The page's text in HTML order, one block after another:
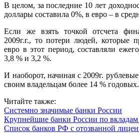
В целом, за последние 10 лет
доллары составила 0%, в евро – в
Если же взять точкой отсчета
2009г.г., то потери людей, которые
евро в этот период, составляли
3,8 % и 3,2 %.
И наоборот, начиная с 2009г.
своим владельцам более 14 % годовых.
Читайте также:
Системно значимые банки России
Крупнейшие банки России по
Список банков РФ с отозванной